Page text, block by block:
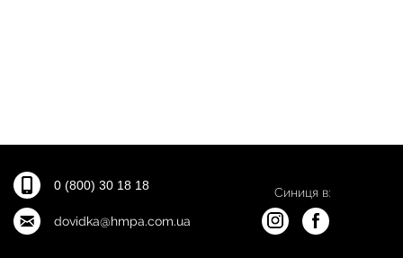
0 (800) 30 18 18
dovidka@hmpa.com.ua
Синиця в: